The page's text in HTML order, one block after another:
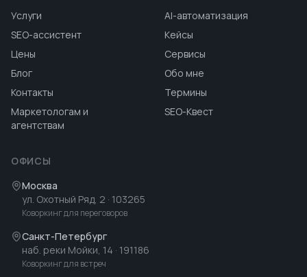
Услуги
AI-автоматизация
SEO-ассистент
Кейсы
Цены
Сервисы
Блог
Обо мне
Контакты
Термины
Маркетологам и
агентствам
SEO-Квест
ОФИСЫ
Москва
ул. Охотный Ряд, 2 · 103265
Коворкинг для переговоров
Санкт-Петербург
наб. реки Мойки, 14 · 191186
Коворкинг для встреч